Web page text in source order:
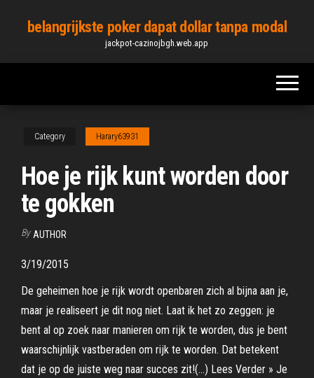
content
belangrijkste poker dapat dollar tanpa modal
jackpot-cazinojbgh.web.app
Category Harary63931
Hoe je rijk kunt worden door
te gokken
By AUTHOR
3/19/2015
De geheimen hoe je rijk wordt openbaren zich al bijna aan je,
maar je realiseert je dit nog niet. Laat ik het zo zeggen: je
bent al op zoek naar manieren om rijk te worden, dus je bent
waarschijnlijk vastberaden om rijk te worden. Dat betekent
dat je op de juiste weg naar succes zit!(…) Lees Verder » Je